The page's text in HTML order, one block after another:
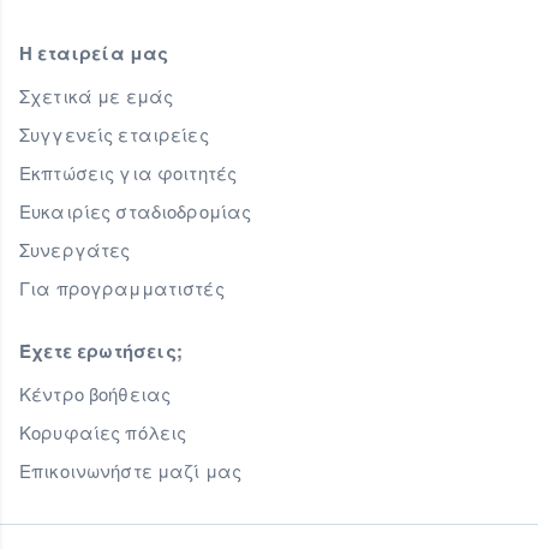
Η εταιρεία μας
Σχετικά με εμάς
Συγγενείς εταιρείες
Εκπτώσεις για φοιτητές
Ευκαιρίες σταδιοδρομίας
Συνεργάτες
Για προγραμματιστές
Έχετε ερωτήσεις;
Κέντρο βοήθειας
Κορυφαίες πόλεις
Επικοινωνήστε μαζί μας